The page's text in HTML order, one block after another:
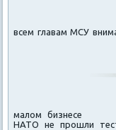
всем главам МСУ
малом бизнесе
НАТО не прошли